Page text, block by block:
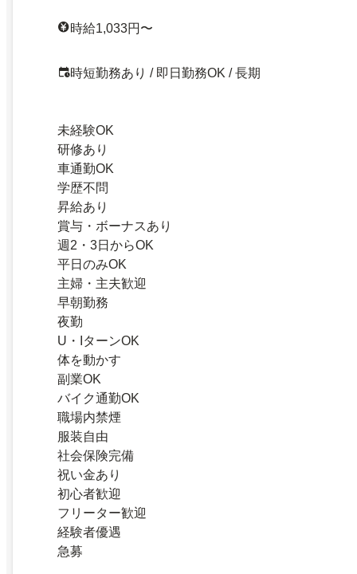
時給1,033円〜
時短勤務あり / 即日勤務OK / 長期
未経験OK
研修あり
車通勤OK
学歴不問
昇給あり
賞与・ボーナスあり
週2・3日からOK
平日のみOK
主婦・主夫歓迎
早朝勤務
夜勤
U・IターンOK
体を動かす
副業OK
バイク通勤OK
職場内禁煙
服装自由
社会保険完備
祝い金あり
初心者歓迎
フリーター歓迎
経験者優遇
急募